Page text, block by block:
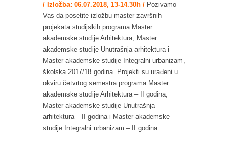
/ Izložba: 06.07.2018, 13-14.30h / Pozivamo
Vas da posetite izložbu master završnih
projekata studijskih programa Master
akademske studije Arhitektura, Master
akademske studije Unutrašnja arhitektura i
Master akademske studije Integralni urbanizam,
školska 2017/18 godina. Projekti su urađeni u
okviru četvrtog semestra programa Master
akademske studije Arhitektura – II godina,
Master akademske studije Unutrašnja
arhitektura – II godina i Master akademske
studije Integralni urbanizam – II godina...